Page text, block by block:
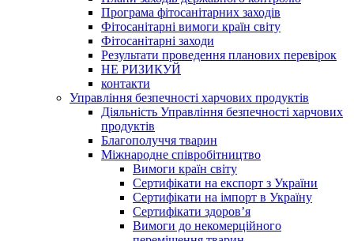
Програма фітосанітарних заходів
Фітосанітарні вимоги країн світу
Фітосанітарні заходи
Результати проведення планових перевірок
НЕ РИЗИКУЙ
контакти
Управління безпечності харчових продуктів
Діяльність Управління безпечності харчових
продуктів
Благополуччя тварин
Міжнародне співробітництво
Вимоги країн світу
Сертифікати на експорт з України
Сертифікати на імпорт в Україну
Сертифікати здоров’я
Вимоги до некомерційного